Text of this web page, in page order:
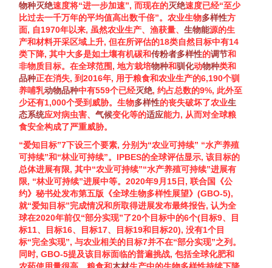
物种灭绝速度将“进一步加速”, 而现在的灭绝速度已经“至少
比过去一千万年的平均值高出数千倍”。农业生物多样性方
面, 自1970年以来, 虽然农业生产、渔获量、 生物能源的生
产和材料开采区域上升, 但在所评估的18类自然目标中有14
类下降, 其中大多是如土壤有机碳和传粉者多样性的调节和
非物质目标。在全球范围, 地方栽培物种和驯化动物种类和
品种正在消失, 到2016年, 用于粮食和农业生产的6,190个驯
养哺乳动物品种中有559个已经灭绝, 约占总数的9%, 此外至
少还有1,000个受到威胁。 生物多样性的丧失破坏了农业生
态系统应对病虫害、 气候变化等的适应能力, 从而对全球粮
食安全构成了严重威胁。
“爱知目标”7下设三个要素, 分别为“农业可持续” “水产养殖
可持续”和“林业可持续”。IPBES的全球评估显示, 该目标的
总体进展有限, 其中“农业可持续”“水产养殖可持续”进展有
限, “林业可持续”进展中等。2020年9月15日, 联合国《公
约》秘书处发布第五版《全球生物多样性展望》(GBO-5),
就“爱知目标”完成情况和所取得进展发布最终报告, 认为全
球在2020年前仅“部分实现”了20个目标中的6个(目标9、目
标11、目标16、目标17、目标19和目标20), 没有1个目
标“完全实现”, 与农业相关的目标7并不在“部分实现”之列。
同时, GBO-5提及该目标面临的普遍挑战, 包括全球化肥和